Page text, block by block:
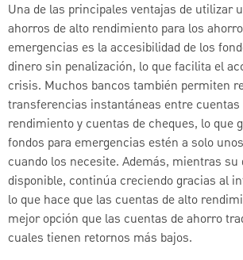
Una de las principales ventajas de utilizar
ahorros de alto rendimiento para los
emergencias es la accesibilidad de los
dinero sin penalización, lo que facilita el
crisis. Muchos bancos también permiten
transferencias instantáneas entre cuentas
rendimiento y cuentas de cheques, lo que
fondos para emergencias estén a solo
cuando los necesite. Además, mientras
disponible, continúa creciendo gracias al
lo que hace que las cuentas de alto
mejor opción que las cuentas de ahorro
cuales tienen retornos más bajos.